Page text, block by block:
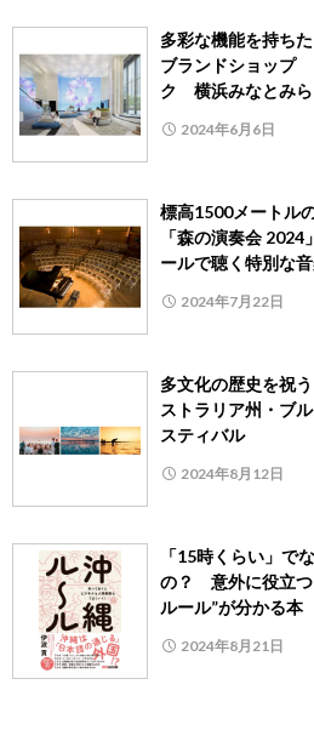
多彩な機能を持ち
ブランドショップ
ク 横浜みなとみら
2024年6月6日
標高1500メートル
「森の演奏会
ールで聴く特別な
2024年7月22日
多文化の歴史を祝
ストラリア州・ブ
スティバル
2024年8月12日
「15時くらい」で
の？ 意外に役立つ
ルール”が分かる本
2024年8月21日